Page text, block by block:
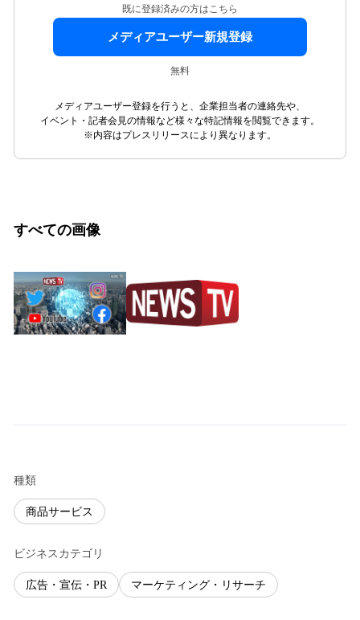
既に登録済みの方はこちら
メディアユーザー新規登録
無料
メディアユーザー登録を行うと、企業担当者の連絡先や、
イベント・記者会見の情報など様々な特記情報を閲覧できます。
※内容はプレスリリースにより異なります。
すべての画像
種類
商品サービス
ビジネスカテゴリ
広告・宣伝・PR マーケティング・リサーチ